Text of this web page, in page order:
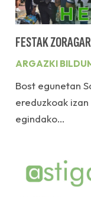
FESTAK
ARGAZKI
Bost egunetan
ereduzkoak
egindako…